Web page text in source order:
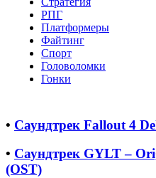
РПГ
Платформеры
Файтинг
Спорт
Головоломки
Гонки
• Саундтрек Fallout 4
• Саундтрек GYLT –
(OST)